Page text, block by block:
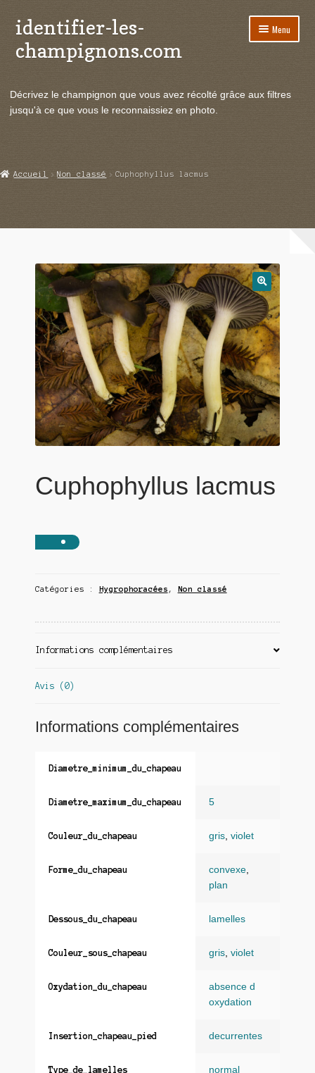
Aller
à
la
Aller
au
contenu
identifier-les-
champignons.com
Menu
le
Actualités
Echanges et contacts
Décrivez le champignon que vous avez récolté grâce aux filtres
jusqu'à ce que vous le reconnaissiez en photo.
Accueil Non classé Cuphophyllus lacmus
Cuphophyllus lacmus
Catégories : Hygrophoracées , Non classé
Informations complémentaires
Avis (0)
Informations complémentaires
Diametre_minimum_du_chapeau
Diametre_maximum_du_chapeau 5
Couleur_du_chapeau gris violet
Forme_du_chapeau convexe
plan
Dessous_du_chapeau lamelles
Couleur_sous_chapeau gris violet
Oxydation_du_chapeau
absence d
oxydation
Insertion_chapeau_pied decurrentes
Type_de_lamelles normal